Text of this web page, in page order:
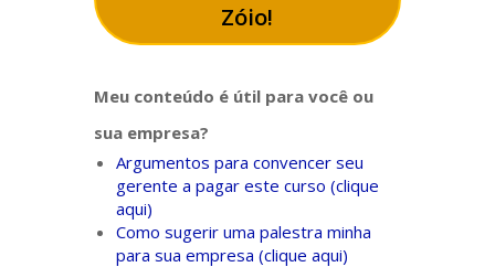
Zóio!
Meu conteúdo é útil para você ou
sua empresa?
Argumentos para convencer seu
gerente a pagar este curso (clique
aqui)
Como sugerir uma palestra minha
para sua empresa (clique aqui)